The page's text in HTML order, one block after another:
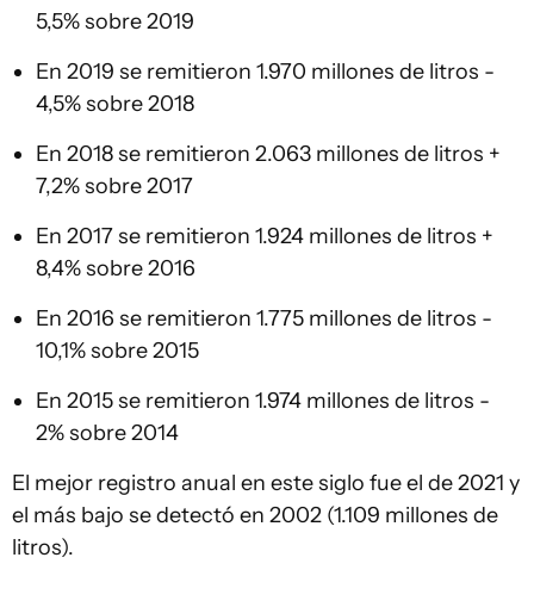
5,5% sobre 2019
En 2019 se remitieron 1.970 millones de litros -
4,5% sobre 2018
En 2018 se remitieron 2.063 millones de litros +
7,2% sobre 2017
En 2017 se remitieron 1.924 millones de litros +
8,4% sobre 2016
En 2016 se remitieron 1.775 millones de litros -
10,1% sobre 2015
En 2015 se remitieron 1.974 millones de litros -
2% sobre 2014
El mejor registro anual en este siglo fue el de 2021 y
el más bajo se detectó en 2002 (1.109 millones de
litros).